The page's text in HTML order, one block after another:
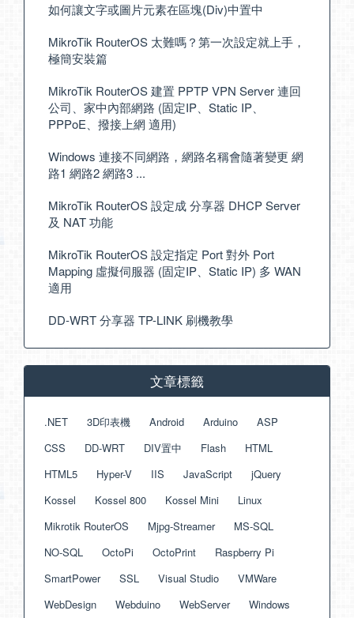
如何讓文字或圖片元素在區塊(Div)中置中
MikroTik RouterOS 太難嗎？第一次設定就上手，
極簡安裝篇
MikroTik RouterOS 建置 PPTP VPN Server 連回
公司、家中內部網路 (固定IP、Static IP、
PPPoE、撥接上網 適用)
Windows 連接不同網路，網路名稱會隨著變更 網
路1 網路2 網路3 ...
MikroTik RouterOS 設定成 分享器 DHCP Server
及 NAT 功能
MikroTik RouterOS 設定指定 Port 對外 Port
Mapping 虛擬伺服器 (固定IP、Static IP) 多 WAN
適用
DD-WRT 分享器 TP-LINK 刷機教學
文章標籤
.NET 3D印表機 Android Arduino
ASP
CSS
DD-WRT DIV置中 Flash
HTML
HTML5
Hyper-V IIS JavaScript
jQuery
Kossel
Kossel 800 Kossel Mini
Linux
Mikrotik RouterOS
Mjpg-Streamer
MS-SQL
NO-SQL
OctoPi OctoPrint
Raspberry Pi
SmartPower
SSL Visual Studio
VMWare
WebDesign
Webduino WebServer
Windows